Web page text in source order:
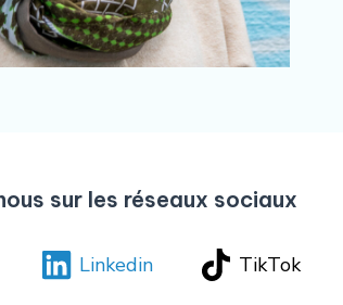
sur les réseaux sociaux
Linkedin TikTok